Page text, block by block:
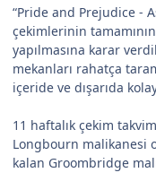
“Pride and Prejudice -
çekimlerinin
yapılmasına karar
mekanları rahatça
içeride ve dışarıda
11 haftalık çekim
Longbourn malikanesi
kalan Groombridge